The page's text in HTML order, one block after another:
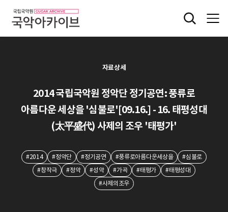
자료상세
2014 국립국악원 정악단 정기공연: 풍류로
아름다운 세상을 '심불로'[09.16.] - 16. 태평성대
(太平盛代) 사제의 조우 '태평가'
#2014 #정악단 #정기공연 #풍류로아름다운세상을
#심불로
#창작극
#정악 #성악 #가곡 #태평가
#태평성대
#사제의조우